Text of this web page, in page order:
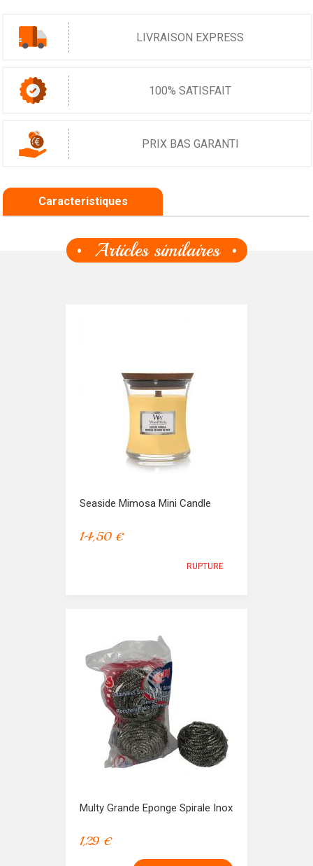
LIVRAISON EXPRESS
100% SATISFAIT
PRIX BAS GARANTI
Caracteristiques
Articles similaires
Seaside Mimosa Mini Candle
14,50 €
RUPTURE
Multy Grande Eponge Spirale Inox
1,29 €